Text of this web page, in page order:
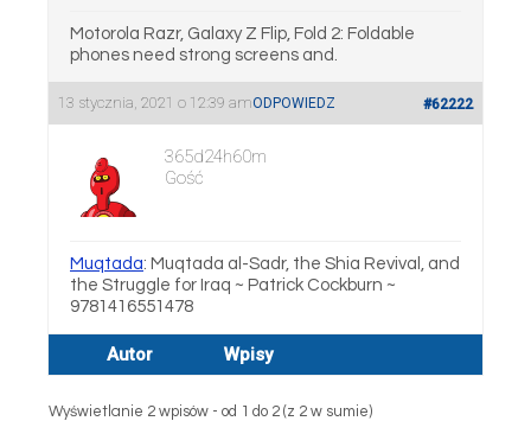
Motorola Razr, Galaxy Z Flip, Fold 2: Foldable
phones need strong screens and.
13 stycznia, 2021 o 12:39 am #62222
ODPOWIEDZ
365d24h60m
Gość
Muqtada: Muqtada al-Sadr, the Shia Revival, and
the Struggle for Iraq ~ Patrick Cockburn ~
9781416551478
Autor Wpisy
Wyświetlanie 2 wpisów - od 1 do 2 (z 2 w sumie)